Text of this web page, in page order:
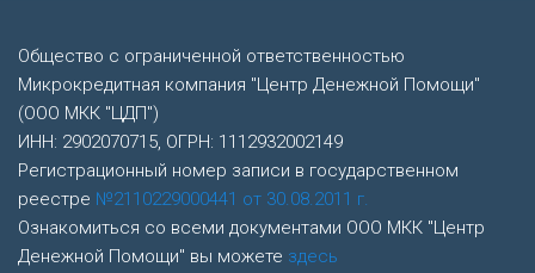
Общество с ограниченной ответственностью
Микрокредитная компания "Центр Денежной Помощи"
(ООО МКК "ЦДП")
ИНН: 2902070715, ОГРН: 1112932002149
Регистрационный номер записи в государственном
реестре №2110229000441 от 30.08.2011 г.
Ознакомиться со всеми документами ООО МКК "Центр
Денежной Помощи" вы можете здесь